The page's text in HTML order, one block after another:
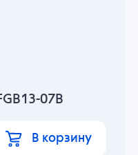
07B
В корзину